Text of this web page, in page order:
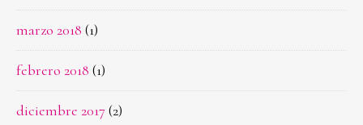
marzo 2018 (1)
febrero 2018 (1)
diciembre 2017 (2)